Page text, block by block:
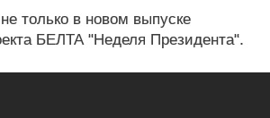
только в новом выпуске
БЕЛТА "Неделя Президента".